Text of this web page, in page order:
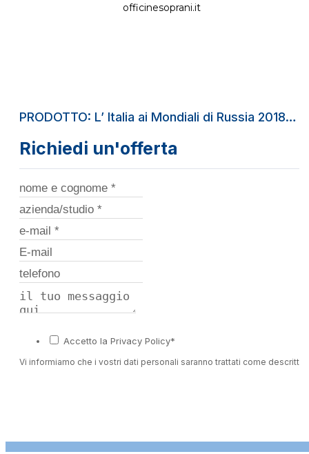
officinesoprani.it
PRODOTTO: L’ Italia ai Mondiali di Russia 2018…
Richiedi un'offerta
Accetto la Privacy Policy*
Vi informiamo che i vostri dati personali saranno trattati come descritto